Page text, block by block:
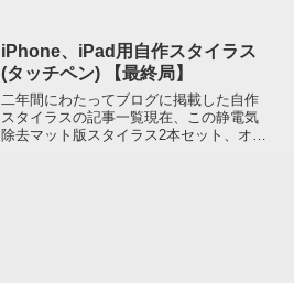
iPhone、iPad用自作スタイラス
(タッチペン) 【最終局】
二年間にわたってブログに掲載した自作
スタイラスの記事一覧現在、この静電気
除去マット版スタイラス2本セット、オー